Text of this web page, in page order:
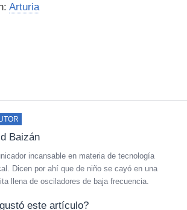
Arturia
Baizán
incansable en materia de tecnología
Dicen por ahí que de niño se cayó en una
llena de osciladores de baja frecuencia.
este artículo?